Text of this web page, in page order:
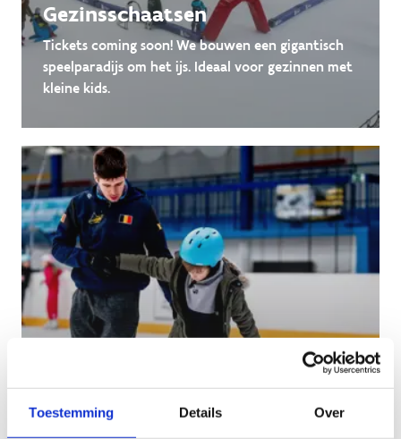
Toestemming Details Over
Gezinsschaatsen
Tickets coming soon! We bouwen een gigantisch
speelparadijs om het ijs. Ideaal voor gezinnen met
kleine kids.
Start 2 Ice Skate